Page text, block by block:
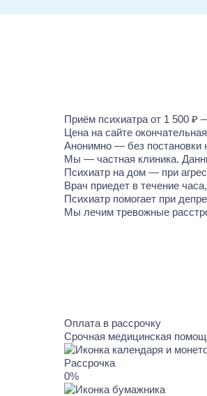
Приём психиатра от 1 500 ₽
Цена на сайте
Анонимно — без постановки
Мы — частная клиника.
Психиатр на дом — при
Врач приедет в течение
Психиатр помогает при
Мы лечим тревожные
Оплата в рассрочку
Срочная медицинская
Рассрочка
0%